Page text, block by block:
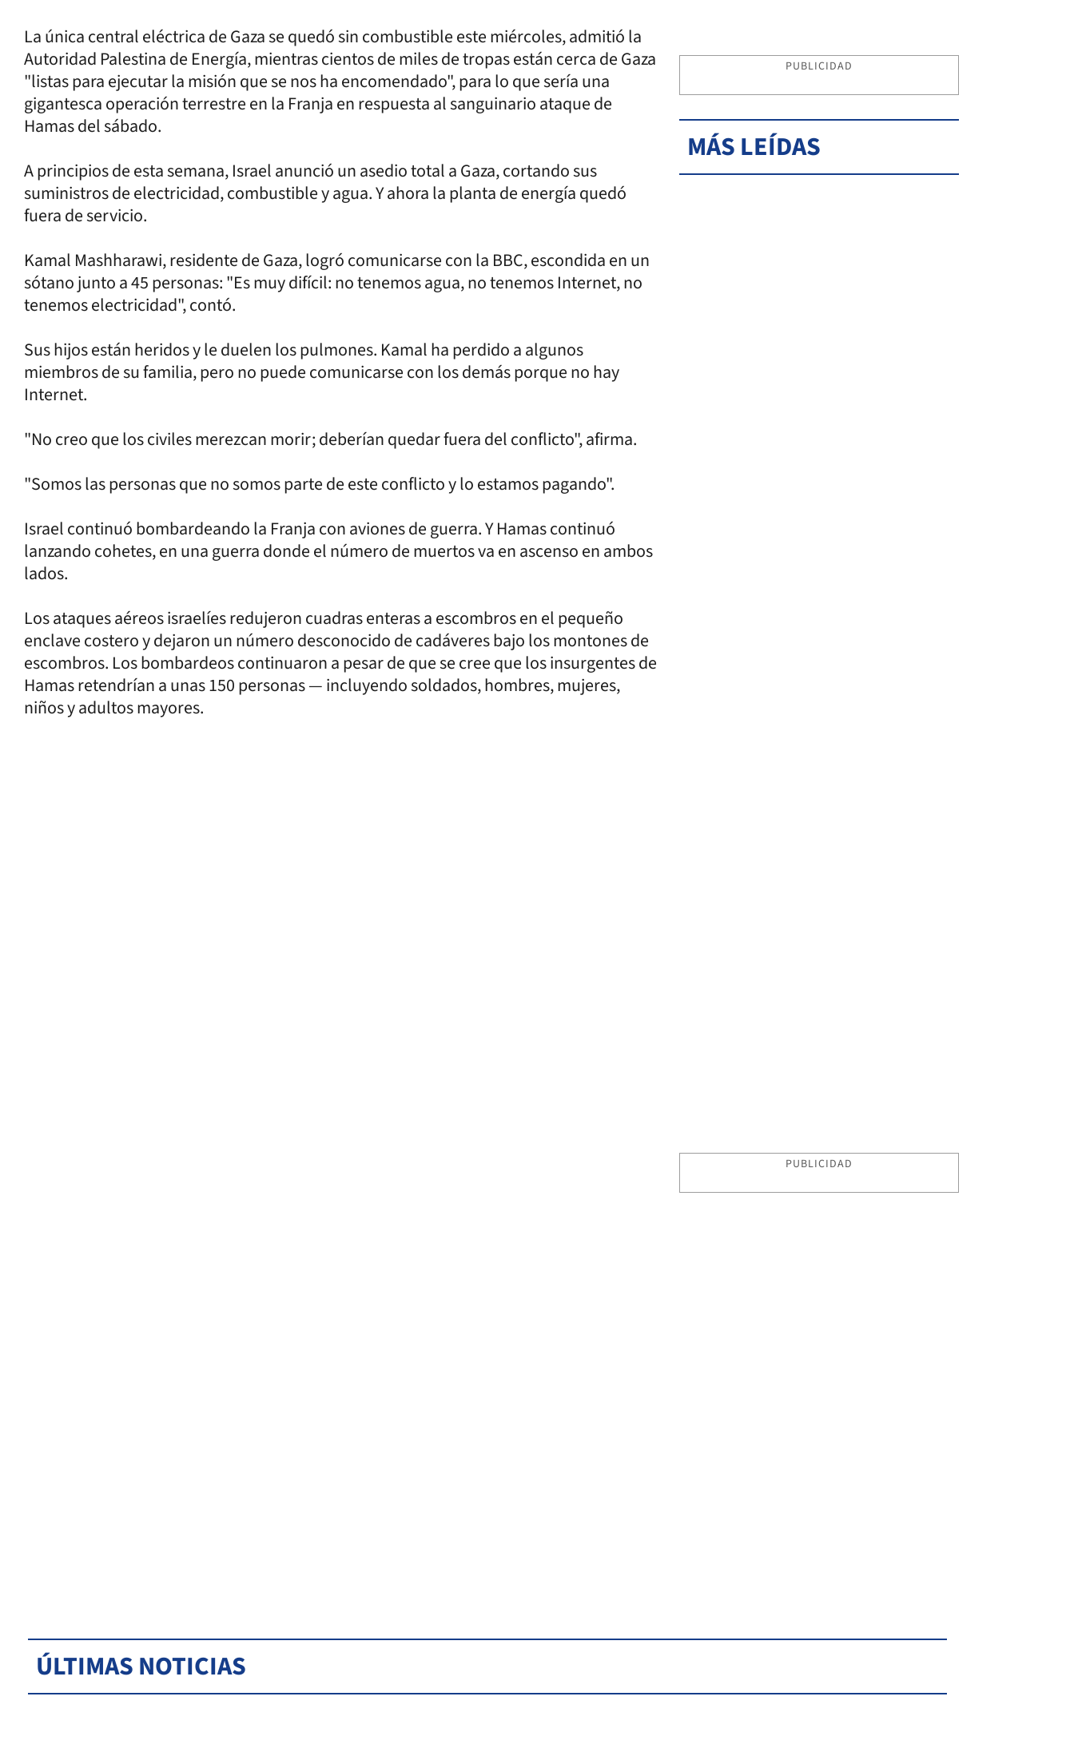
La única central eléctrica de Gaza se quedó sin combustible este miércoles, admitió la
Autoridad Palestina de Energía, mientras cientos de miles de tropas están cerca de Gaza
"listas para ejecutar la misión que se nos ha encomendado", para lo que sería una
gigantesca operación terrestre en la Franja en respuesta al sanguinario ataque de
Hamas del sábado.
A principios de esta semana, Israel anunció un asedio total a Gaza, cortando sus
suministros de electricidad, combustible y agua. Y ahora la planta de energía quedó
fuera de servicio.
Kamal Mashharawi, residente de Gaza, logró comunicarse con la BBC, escondida en un
sótano junto a 45 personas: "Es muy difícil: no tenemos agua, no tenemos Internet, no
tenemos electricidad", contó.
Sus hijos están heridos y le duelen los pulmones. Kamal ha perdido a algunos
miembros de su familia, pero no puede comunicarse con los demás porque no hay
Internet.
"No creo que los civiles merezcan morir; deberían quedar fuera del conflicto", afirma.
"Somos las personas que no somos parte de este conflicto y lo estamos pagando".
Israel continuó bombardeando la Franja con aviones de guerra. Y Hamas continuó
lanzando cohetes, en una guerra donde el número de muertos va en ascenso en ambos
lados.
Los ataques aéreos israelíes redujeron cuadras enteras a escombros en el pequeño
enclave costero y dejaron un número desconocido de cadáveres bajo los montones de
escombros. Los bombardeos continuaron a pesar de que se cree que los insurgentes de
Hamas retendrían a unas 150 personas — incluyendo soldados, hombres, mujeres,
niños y adultos mayores.
PUBLICIDAD
MÁS LEÍDAS
PUBLICIDAD
ÚLTIMAS NOTICIAS